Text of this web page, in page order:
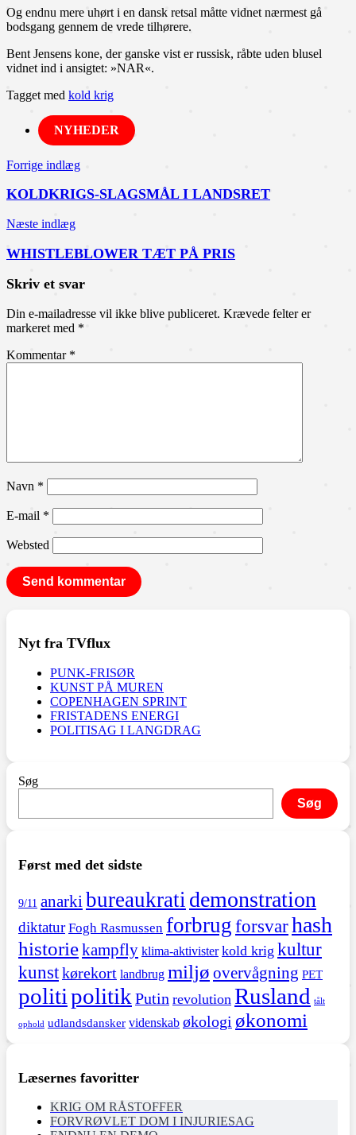
Og endnu mere uhørt i en dansk retsal måtte vidnet nærmest gå
bodsgang gennem de vrede tilhørere.
Bent Jensens kone, der ganske vist er russisk, råbte uden blusel
vidnet ind i ansigtet: »NAR«.
Tagget med kold krig
NYHEDER
Indlægsnavigation
Forrige indlæg
KOLDKRIGS-SLAGSMÅL I LANDSRET
Næste indlæg
WHISTLEBLOWER TÆT PÅ PRIS
Skriv et svar
Din e-mailadresse vil ikke blive publiceret. Krævede felter er
markeret med *
Kommentar *
Navn *
E-mail *
Websted
Nyt fra TVflux
PUNK-FRISØR
KUNST PÅ MUREN
COPENHAGEN SPRINT
FRISTADENS ENERGI
POLITISAG I LANGDRAG
Søg
Søg
Først med det sidste
9/11 anarki bureaukrati demonstration
diktatur Fogh Rasmussen forbrugforsvarhash
historiekampfly klima-aktivister kold krig kultur
kunstkørekort landbrug miljø overvågning PET
politipolitik Putin revolution Rusland tålt
ophold udlandsdansker videnskab økologi økonomi
Læsernes favoritter
KRIG OM RÅSTOFFER
FORVRØVLET DOM I INJURIESAG